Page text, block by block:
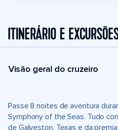
ITINERÁRIO E
Visão geral do cruzeiro
Passe 8 noites de aventura
Symphony of the Seas. Tudo
de Galveston, Texas e da